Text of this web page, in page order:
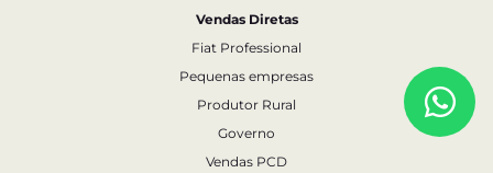
Vendas Diretas
Fiat Professional
Pequenas empresas
Produtor Rural
Governo
Vendas PCD